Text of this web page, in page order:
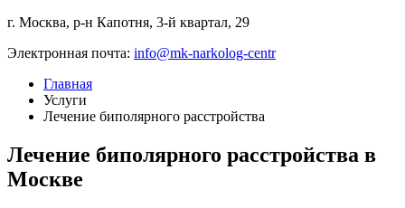
г. Москва, р-н Капотня, 3-й квартал, 29
Электронная почта: info@mk-narkolog-centr
Главная
Услуги
Лечение биполярного расстройства
Лечение биполярного расстройства в
Москве